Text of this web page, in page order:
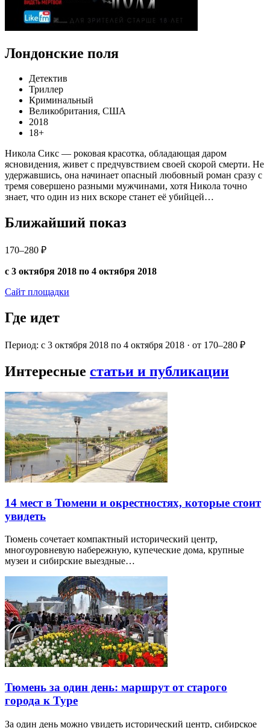
Лондонские поля
Детектив
Триллер
Криминальный
Великобритания, США
2018
18+
Никола Сикс — роковая красотка, обладающая даром
ясновидения, живет с предчувствием своей скорой смерти. Не
удержавшись, она начинает опасный любовный роман сразу с
тремя совершено разными мужчинами, хотя Никола точно
знает, что один из них вскоре станет её убийцей…
Ближайший показ
170–280 ₽
с 3 октября 2018 по 4 октября 2018
Сайт площадки
Где идет
Период: с 3 октября 2018 по 4 октября 2018 · от 170–280 ₽
Интересные статьи и публикации
14 мест в Тюмени и окрестностях, которые стоит
увидеть
Тюмень сочетает компактный исторический центр,
многоуровневую набережную, купеческие дома, крупные
музеи и сибирские выездные…
Тюмень за один день: маршрут от старого
города к Туре
За один день можно увидеть исторический центр, сибирское